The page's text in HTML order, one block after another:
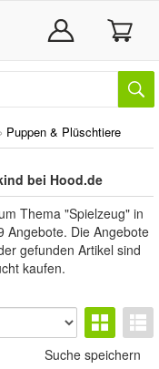
› Puppen & Plüschtiere
bei Hood.de
Thema "Spielzeug" in
Angebote. Die Angebote
gefunden Artikel sind
kaufen.
Suche speichern